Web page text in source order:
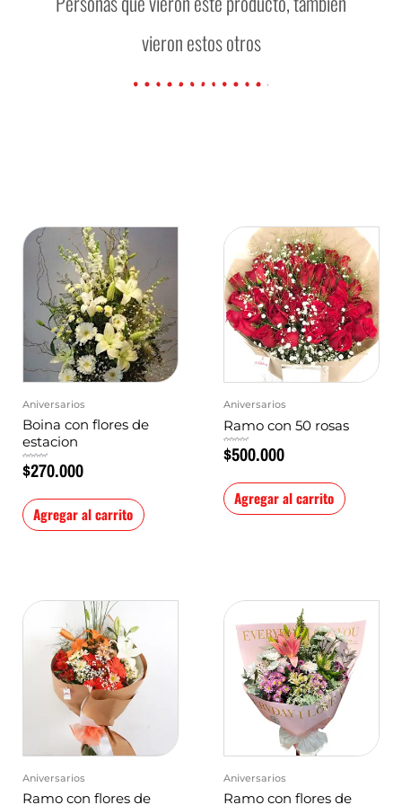
vieron estos otros
Aniversarios
Boina con flores de
estacion
en
0
de
$270.000
Agregar al carrito
Aniversarios
Ramo con 50 rosas
en
0
de
$500.000
Agregar al carrito
Aniversarios
Ramo con flores de
Aniversarios
Ramo con flores de